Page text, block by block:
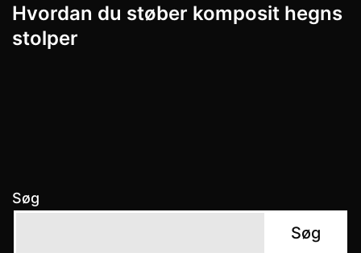
Hvordan du støber komposit hegns
stolper
Søg
Søg